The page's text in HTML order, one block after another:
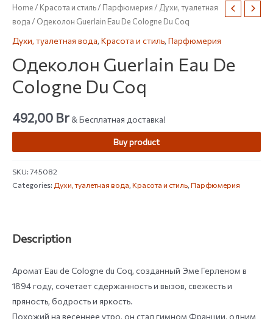
Home/ Красота и стиль/ Парфюмерия/ Духи, туалетная
вода/ Одеколон Guerlain Eau De Cologne Du Coq
Духи, туалетная вода, Красота и стиль, Парфюмерия
Одеколон Guerlain Eau De
Cologne Du Coq
492,00 Br& Бесплатная доставка!
Buy product
SKU:745082
Categories: Духи, туалетная вода,Красота и стиль,Парфюмерия
Description
Аромат Eau de Cologne du Coq, созданный Эме Герленом в
1894 году, сочетает сдержанность и вызов, свежесть и
пряность, бодрость и яркость.
Похожий на весеннее утро, он стал гимном Франции, одним